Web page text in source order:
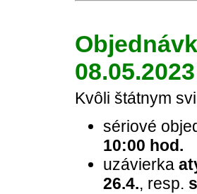
08.05.2023
Kvôli štátnym
sériové
10:00 hod.
uzávierka
26.4., resp.